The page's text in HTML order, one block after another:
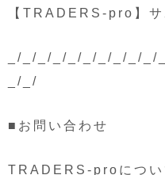
【TRADERS-pro】サ
_/_/_/_/_/_/_/_/_/
_/_/
■お問い合わせ
TRADERS-proについ